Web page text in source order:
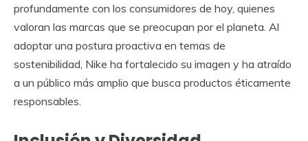
profundamente con los consumidores de hoy, quienes
valoran las marcas que se preocupan por el planeta. Al
adoptar una postura proactiva en temas de
sostenibilidad, Nike ha fortalecido su imagen y ha atraído
a un público más amplio que busca productos éticamente
responsables.